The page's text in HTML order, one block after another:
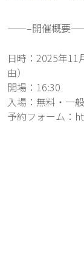
——–開催概要
日時：2025年11
由）
開場：16:30
入場：無料・一
予約フォーム：